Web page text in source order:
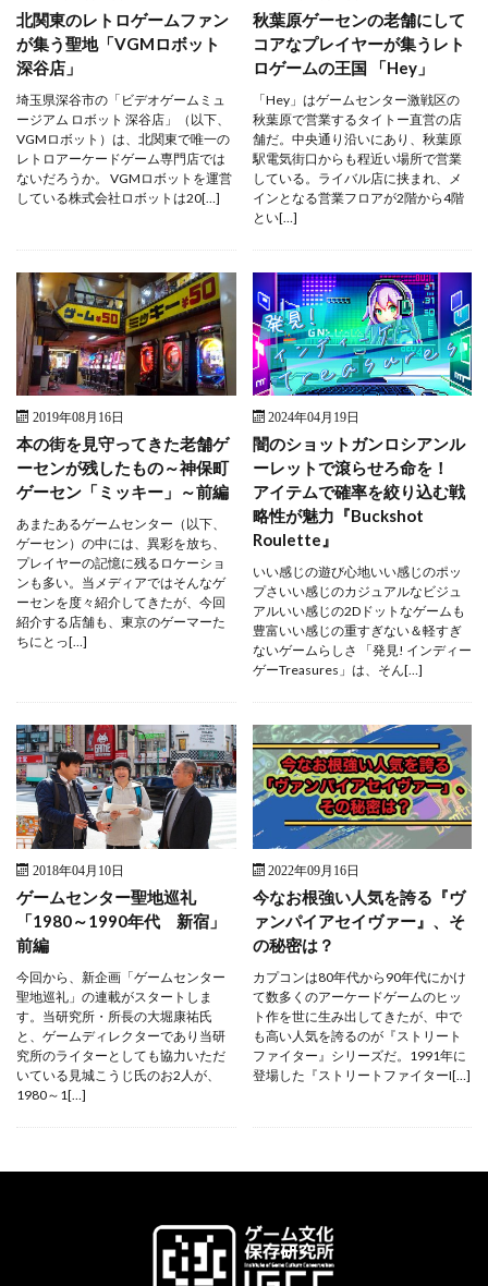
北関東のレトロゲームファン
が集う聖地「VGMロボット
深谷店」
埼玉県深谷市の「ビデオゲームミュ
ージアム ロボット 深谷店」（以下、
VGMロボット）は、北関東で唯一の
レトロアーケードゲーム専門店では
ないだろうか。 VGMロボットを運営
している株式会社ロボットは20[…]
秋葉原ゲーセンの老舗にして
コアなプレイヤーが集うレト
ロゲームの王国 「Hey」
「Hey」はゲームセンター激戦区の
秋葉原で営業するタイトー直営の店
舗だ。中央通り沿いにあり、秋葉原
駅電気街口からも程近い場所で営業
している。ライバル店に挟まれ、メ
インとなる営業フロアが2階から4階
とい[…]
2019年08月16日
本の街を見守ってきた老舗ゲ
ーセンが残したもの～神保町
ゲーセン「ミッキー」～前編
あまたあるゲームセンター（以下、
ゲーセン）の中には、異彩を放ち、
プレイヤーの記憶に残るロケーショ
ンも多い。当メディアではそんなゲ
ーセンを度々紹介してきたが、今回
紹介する店舗も、東京のゲーマーた
ちにとっ[…]
2024年04月19日
闇のショットガンロシアンル
ーレットで滾らせろ命を！
アイテムで確率を絞り込む戦
略性が魅力『Buckshot
Roulette』
いい感じの遊び心地いい感じのポッ
プさいい感じのカジュアルなビジュ
アルいい感じの2Dドットなゲームも
豊富いい感じの重すぎない＆軽すぎ
ないゲームらしさ 「発見! インディー
ゲーTreasures」は、そん[…]
2018年04月10日
ゲームセンター聖地巡礼
「1980～1990年代 新宿」
前編
今回から、新企画「ゲームセンター
聖地巡礼」の連載がスタートしま
す。当研究所・所長の大堀康祐氏
と、ゲームディレクターであり当研
究所のライターとしても協力いただ
いている見城こうじ氏のお2人が、
1980～1[…]
2022年09月16日
今なお根強い人気を誇る『ヴ
ァンパイアセイヴァー』、そ
の秘密は？
カプコンは80年代から90年代にかけ
て数多くのアーケードゲームのヒッ
ト作を世に生み出してきたが、中で
も高い人気を誇るのが『ストリート
ファイター』シリーズだ。1991年に
登場した『ストリートファイターI[…]